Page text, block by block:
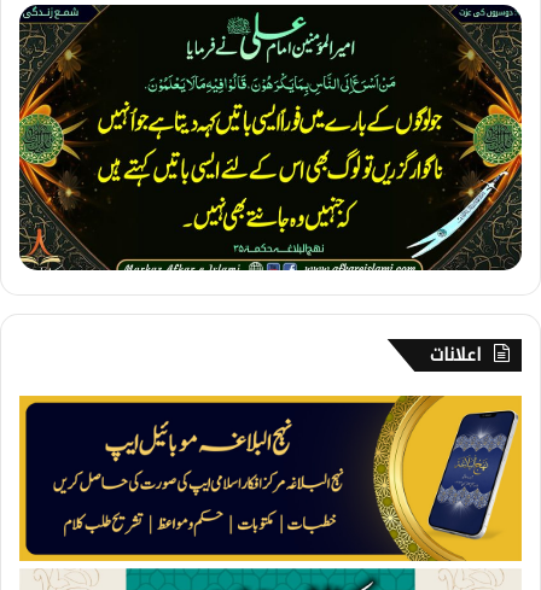
1
7
5
۔
د
و
س
ر
و
ں
ک
ی
ع
ز
ت
اعلانات